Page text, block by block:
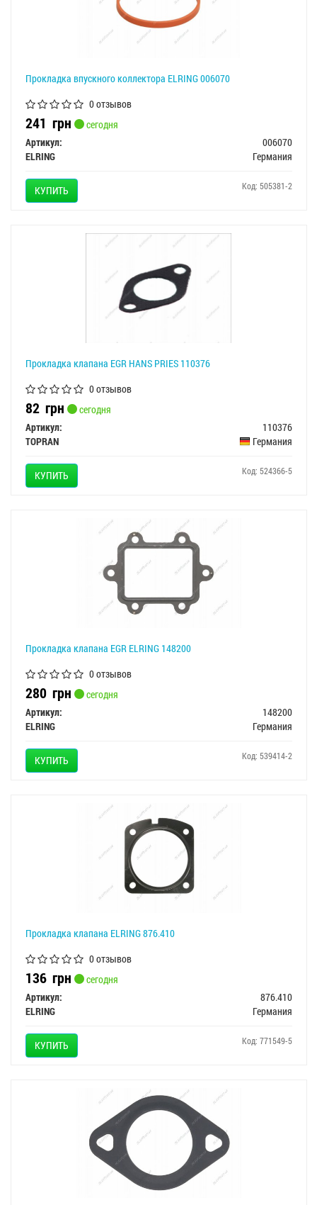
Прокладка впускного коллектора ELRING 006070
0 отзывов
241 грн
сегодня
Артикул:
006070
ELRING
Германия
КУПИТЬ Код: 505381-2
Прокладка клапана EGR HANS PRIES 110376
0 отзывов
82 грн
сегодня
Артикул:
110376
TOPRAN
Германия
КУПИТЬ Код: 524366-5
Прокладка клапана EGR ELRING 148200
0 отзывов
280 грн
сегодня
Артикул:
148200
ELRING
Германия
КУПИТЬ Код: 539414-2
Прокладка клапана ELRING 876.410
0 отзывов
136 грн
сегодня
Артикул:
876.410
ELRING
Германия
КУПИТЬ Код: 771549-5